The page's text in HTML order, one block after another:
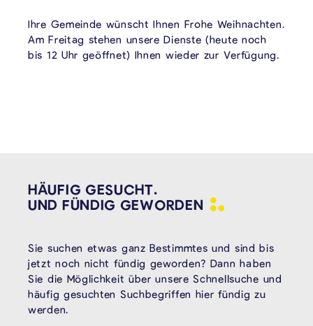
Ihre Gemeinde wünscht Ihnen Frohe Weihnachten.
Am Freitag stehen unsere Dienste (heute noch
bis 12 Uhr geöffnet) Ihnen wieder zur Verfügung.
HÄUFIG GESUCHT.
UND FÜNDIG GEWORDEN
Sie suchen etwas ganz Bestimmtes und sind bis
jetzt noch nicht fündig geworden? Dann haben
Sie die Möglichkeit über unsere Schnellsuche und
häufig gesuchten Suchbegriffen hier fündig zu
werden.